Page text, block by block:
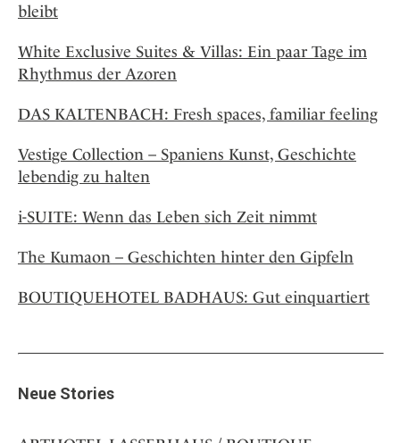
bleibt
White Exclusive Suites & Villas: Ein paar Tage im
Rhythmus der Azoren
DAS KALTENBACH: Fresh spaces, familiar feeling
Vestige Collection – Spaniens Kunst, Geschichte
lebendig zu halten
i-SUITE: Wenn das Leben sich Zeit nimmt
The Kumaon – Geschichten hinter den Gipfeln
BOUTIQUEHOTEL BADHAUS: Gut einquartiert
Neue Stories